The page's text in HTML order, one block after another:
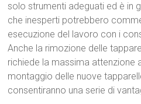
solo strumenti adeguati ed è in
che inesperti potrebbero
esecuzione del lavoro con i
Anche la rimozione delle
richiede la massima attenzione
montaggio delle nuove
consentiranno una serie di